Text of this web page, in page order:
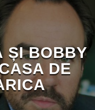
ȘI BOBBY
DE